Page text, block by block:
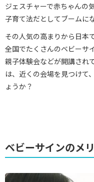
ジェスチャーで赤ちゃんの
子育て法だとしてブームに
その人気の高まりから日本
全国でたくさんのベビーサ
親子体験会などが開講され
は、近くの会場を見つけて
ょうか？
ベビーサインのメ